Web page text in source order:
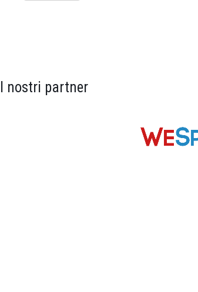
I nostri partner